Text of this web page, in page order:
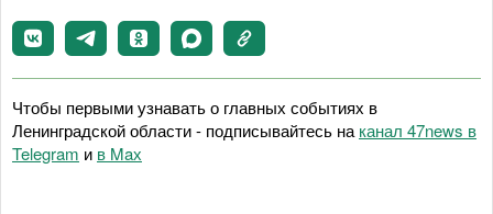
Чтобы первыми узнавать о главных событиях в
Ленинградской области - подписывайтесь на канал 47news в
Telegram и в Maх